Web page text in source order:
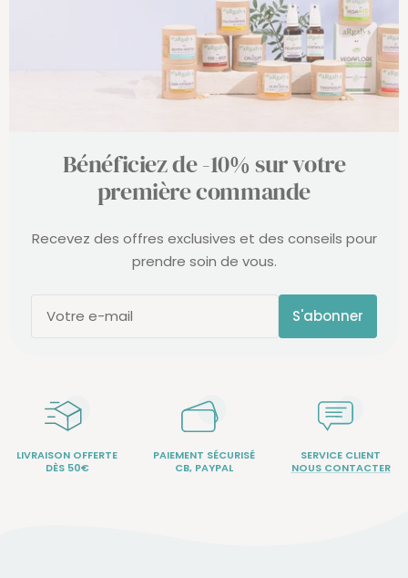
Bénéficiez de -10% sur votre
première commande
Recevez des offres exclusives et des conseils pour
prendre soin de vous.
Votre e-mail S'abonner
LIVRAISON OFFERTE
DÈS 50€
PAIEMENT SÉCURISÉ
CB, PAYPAL
SERVICE CLIENT
NOUS CONTACTER